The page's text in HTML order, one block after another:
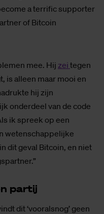
a terrific supporter
of Bitcoin
mee. Hij zei tegen
is alleen maar mooi en
hij zijn
onderdeel van de code
ik spreek op een
wetenschappelijke
dit geval Bitcoin, en niet
par­tij
dit ‘vooralsnog’ geen